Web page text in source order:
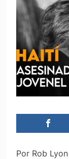
Por Rob Lyon